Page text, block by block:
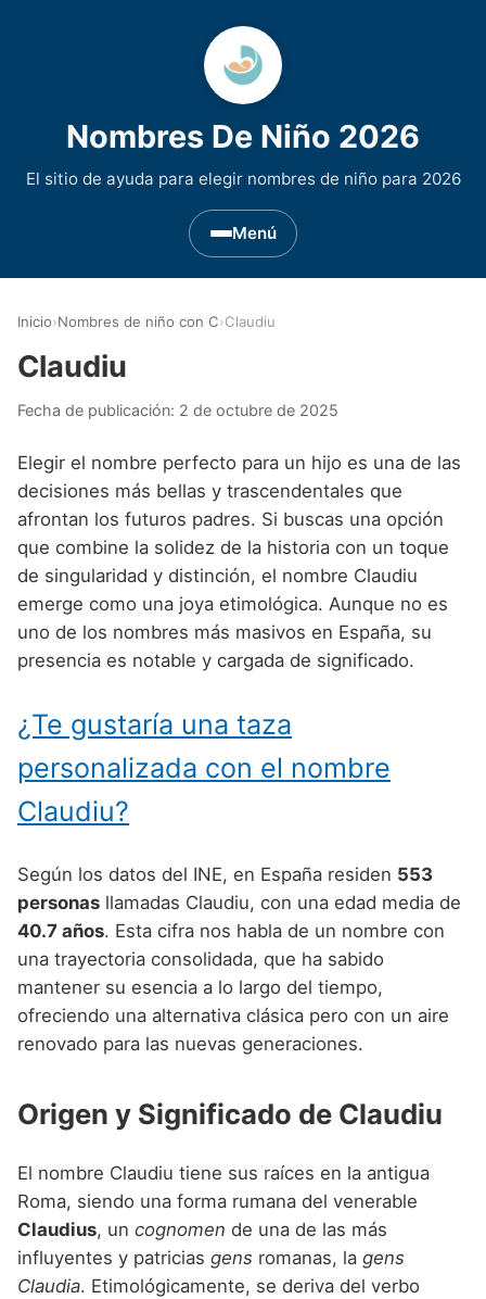
Nombres De Niño 2026
El sitio de ayuda para elegir nombres de niño para 2026
Menú
Nombres de niño que empiezan por D
Nombres de niño que empiezan por E
Nombres de niño que empiezan por F
Nombres de niño que empiezan por G
Nombres de niño que empiezan por H
Nombres de niño que empiezan por J
Nombres de niño que empiezan por K
Nombres de niño que empiezan por L
Nombres de niño que empiezan por N
Nombres de niño que empiezan por O
Nombres de niño que empiezan por P
Nombres de niño que empiezan por Q
Nombres de niño que empiezan por S
Nombres de niño que empiezan por U
Nombres de niño que empiezan por V
Nombres de niño que empiezan por W
Nombres de Niño Asturianos
Nombres de Niño Baleares
Nombres de Niño Cantabros
Nombres de Niño Extremeños
Nombres de Niño Gallegos
Nombres de Niño Navarros
Nombres de Niño Riojanos
Nombres de Niño Valencianos
Nombres de Niño Vascos
Nombres de Niño Celtas
Nombres de Niño Egipcios
Nombres de Niño Griegos
Nombres de Niño Mitologicos
Nombres de Niño Romanos
Nombres de Niño Alemanes
Nombres de Niño Americanos
Nombres de Niño Arabes
Nombres de Niño Chinos
Nombres de Niño Franceses
Nombres de Niño Ingleses
Nombres de Niño Italianos
Nombres de Niño Judíos
Nombres de Niño Marroquíes
Nombres de Niño Portugueses
Nombres de Niño Rumanos
Nombres de Niño Rusos
Buscar
Inicio›Nombres de niño con C›Claudiu
Claudiu
Fecha de publicación: 2 de octubre de 2025
Elegir el nombre perfecto para un hijo es una de las
decisiones más bellas y trascendentales que
afrontan los futuros padres. Si buscas una opción
que combine la solidez de la historia con un toque
de singularidad y distinción, el nombre Claudiu
emerge como una joya etimológica. Aunque no es
uno de los nombres más masivos en España, su
presencia es notable y cargada de significado.
¿Te gustaría una taza
personalizada con el nombre
Claudiu?
Según los datos del INE, en España residen 553
personas llamadas Claudiu, con una edad media de
40.7 años. Esta cifra nos habla de un nombre con
una trayectoria consolidada, que ha sabido
mantener su esencia a lo largo del tiempo,
ofreciendo una alternativa clásica pero con un aire
renovado para las nuevas generaciones.
Origen y Significado de Claudiu
El nombre Claudiu tiene sus raíces en la antigua
Roma, siendo una forma rumana del venerable
Claudius, un cognomen de una de las más
influyentes y patricias gens romanas, la gens
Claudia. Etimológicamente, se deriva del verbo